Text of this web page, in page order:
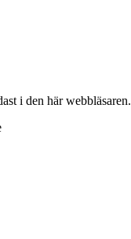
i den här webbläsaren.